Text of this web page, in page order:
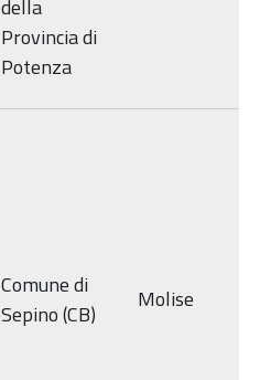
della
Provincia di
Potenza
Comune di
Sepino (CB)
Molise